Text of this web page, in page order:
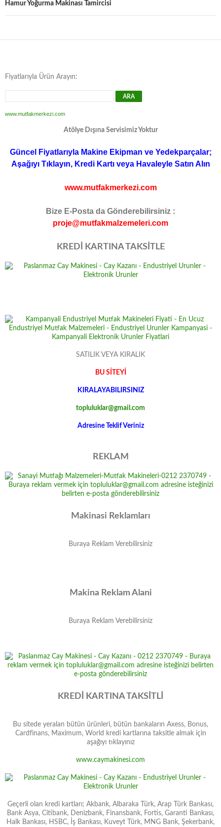
Hamur Yoğurma Makinası Tamircisi
Fiyatlarıyla Ürün Arayın:
www.mutfakmerkezi.com
Atölye Dışına Servisimiz Yoktur
Güncel Fiyatlarıyla Makine Ekipman ve Yedekparçalar;
Aşağıyı Tıklayın, Kredi Kartı veya Havaleyle Satın Alın
www.mutfakmerkezi.com
Bize E-Posta da Gönderebilirsiniz :
proje@mutfakmalzemeleri.com
KREDİ KARTINA TAKSİTLE
SATILIK VEYA KIRALIK
BU SİTEYİ
KIRALAYABILIRSINIZ
topluluklar@gmail.com
Adresine Teklif Veriniz
REKLAM
Makinasi Reklamları
Buraya Reklam Verebilirsiniz
Makina Reklam Alani
Buraya Reklam Verebilirsiniz
KREDİ KARTINA TAKSİTLİ
Bu sitede yeralan bütün ürünleri, bütün bankaların Axess, Bonus,
Cardfinans, Maximum, World kredi kartlarına taksitle almak için
aşağıyı tıklayınız
www.caymakinesi.com
Geçerli olan kredi kartları; Akbank, Albaraka Türk, Arap Türk Bankası,
Bank Asya, Citibank, Denizbank, Finansbank, Fortis, Garanti Bankası,
Halk Bankası, HSBC, İş Bankası, Kuveyt Türk, MNG Bank, Şekerbank,